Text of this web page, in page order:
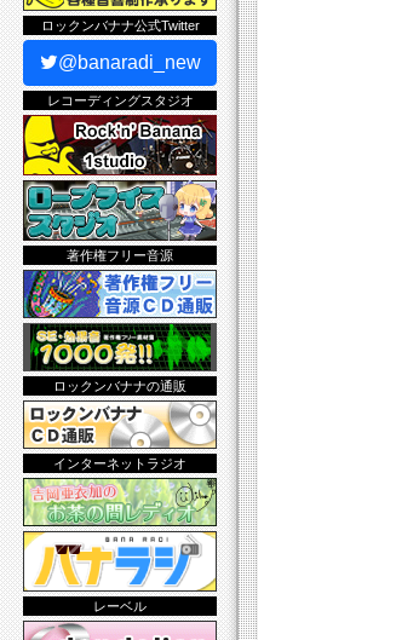
ロックンバナナ公式Twitter
@banaradi_new
レコーディングスタジオ
著作権フリー音源
ロックンバナナの通販
インターネットラジオ
レーベル